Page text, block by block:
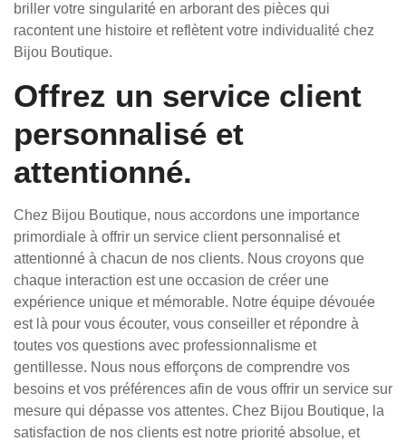
briller votre singularité en arborant des pièces qui
racontent une histoire et reflètent votre individualité chez
Bijou Boutique.
Offrez un service client
personnalisé et
attentionné.
Chez Bijou Boutique, nous accordons une importance
primordiale à offrir un service client personnalisé et
attentionné à chacun de nos clients. Nous croyons que
chaque interaction est une occasion de créer une
expérience unique et mémorable. Notre équipe dévouée
est là pour vous écouter, vous conseiller et répondre à
toutes vos questions avec professionnalisme et
gentillesse. Nous nous efforçons de comprendre vos
besoins et vos préférences afin de vous offrir un service sur
mesure qui dépasse vos attentes. Chez Bijou Boutique, la
satisfaction de nos clients est notre priorité absolue, et